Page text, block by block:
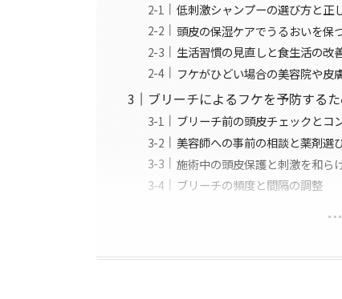
低刺激シャンプーの選び方と正
頭皮の保湿ケアでうるおいを保
生活習慣の見直しと食生活の改
フケがひどい場合の美容院や皮
ブリーチによるフケを予防する
ブリーチ前の頭皮チェックとコ
美容師への事前の相談と薬剤選
施術中の頭皮保護と刺激を和ら
ブリーチの頻度と間隔の調整